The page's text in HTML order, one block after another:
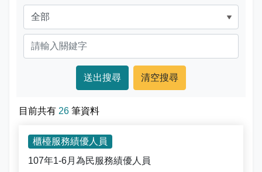
土地增值稅
契稅
使用牌照稅
娛樂稅
退稅專區
申辦進度查詢及補件
線上查詢與試算
網路申報
書表下載
e觸即發跨域稅務通
節稅健檢
客服諮詢
多元繳稅管道
繳納證明
智能櫃員機
公告資訊
財稅新聞
公告訊息
政府資訊公開專區
徵才快訊
專區服務
全功能櫃臺服務專區
創新便民服務措施
不動產移轉專區
納稅者權利保護專區
本局沿革
首長簡介
副局長簡介
目前共有 26 筆資料
櫃檯服務績優人員
107年1-6月為民服務績優人員